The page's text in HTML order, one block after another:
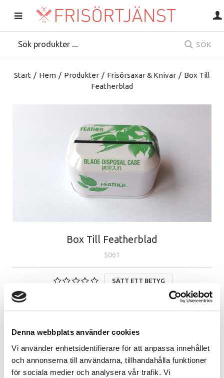
Denna webbplats använder cookies
Vi använder enhetsidentifierare för att anpassa innehållet
och annonserna till användarna, tillhandahålla funktioner
för sociala medier och analysera vår trafik. Vi
SÖK
Start / Hem / Produkter / Frisörsaxar & Knivar / Box Till
Featherblad
Box Till Featherblad
5061
SÄTT ETT BETYG
Beskrivning Egenskaper